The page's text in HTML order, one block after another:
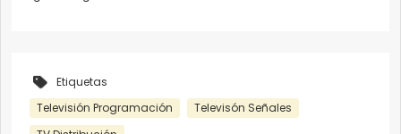
Etiquetas
Televisión Programación
Televisón Señales